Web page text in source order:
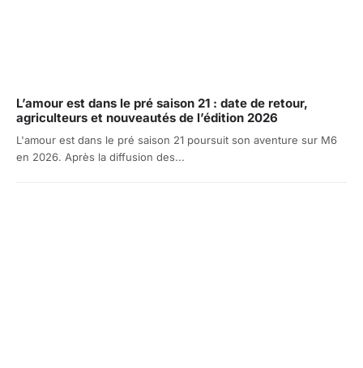
L’amour est dans le pré saison 21 : date de retour,
agriculteurs et nouveautés de l’édition 2026
L'amour est dans le pré saison 21 poursuit son aventure sur M6
en 2026. Après la diffusion des...